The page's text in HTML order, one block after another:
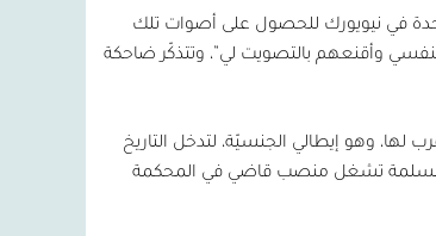
في نيويورك للحصول على أصوات تلك
وأقنعهم بالتصويت لي”، وتتذكّر ضاحكة
وهو إيطالي الجنسيّة، لتدخل التاريخ
مسلمة تشغل منصب قاضي في المحكمة